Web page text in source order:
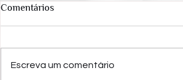
Comentários
Escreva um comentário